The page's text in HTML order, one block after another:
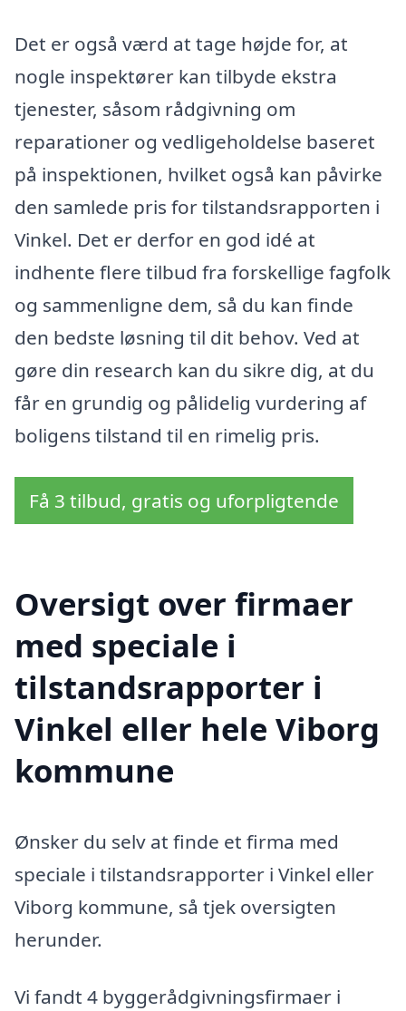
Det er også værd at tage højde for, at
nogle inspektører kan tilbyde ekstra
tjenester, såsom rådgivning om
reparationer og vedligeholdelse baseret
på inspektionen, hvilket også kan påvirke
den samlede pris for tilstandsrapporten i
Vinkel. Det er derfor en god idé at
indhente flere tilbud fra forskellige fagfolk
og sammenligne dem, så du kan finde
den bedste løsning til dit behov. Ved at
gøre din research kan du sikre dig, at du
får en grundig og pålidelig vurdering af
boligens tilstand til en rimelig pris.
Få 3 tilbud, gratis og uforpligtende
Oversigt over firmaer
med speciale i
tilstandsrapporter i
Vinkel eller hele Viborg
kommune
Ønsker du selv at finde et firma med
speciale i tilstandsrapporter i Vinkel eller
Viborg kommune, så tjek oversigten
herunder.
Vi fandt 4 byggerådgivningsfirmaer i